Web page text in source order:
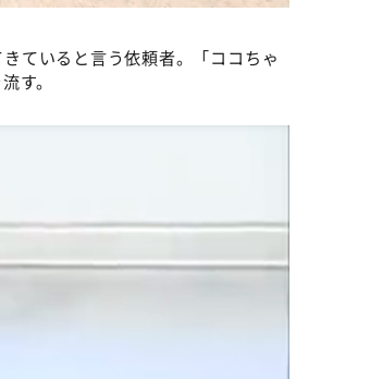
ていると言う依頼者。「ココちゃ
す。